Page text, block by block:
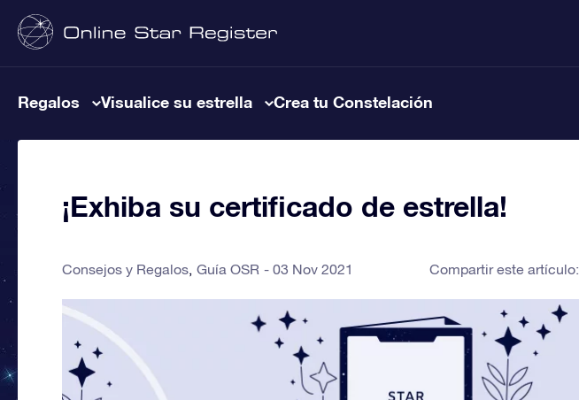
Regalos Visualice su estrella Crea tu Constelación
¡Exhiba su certificado de estrella!
Consejos y Regalos Guía OSR 03 Nov 2021 Compartir este artículo: